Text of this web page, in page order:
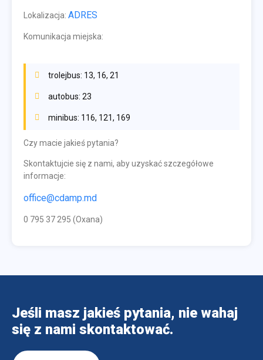
Lokalizacja: ADRES
Komunikacja miejska:
trolejbus: 13, 16, 21
autobus: 23
minibus: 116, 121, 169
Czy macie jakieś pytania?
Skontaktujcie się z nami, aby uzyskać szczegółowe
informacje:
office@cdamp.md
0 795 37 295 (Oxana)
Jeśli masz jakieś pytania, nie wahaj
się z nami skontaktować.